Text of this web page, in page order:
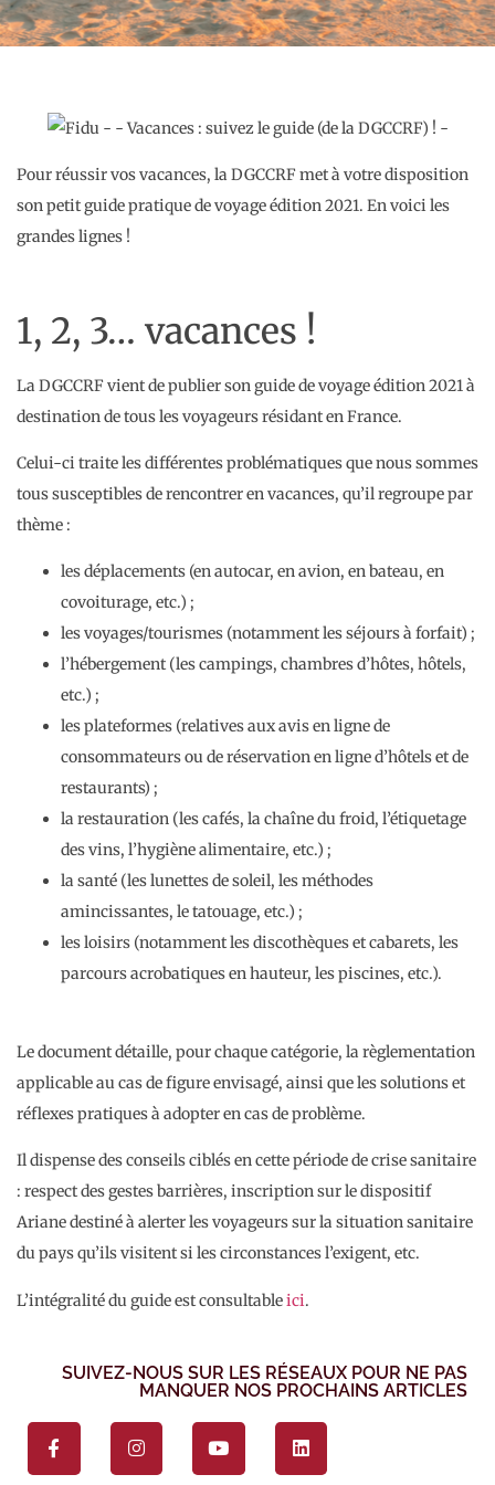
Pour réussir vos vacances, la DGCCRF met à votre disposition
son petit guide pratique de voyage édition 2021. En voici les
grandes lignes !
1, 2, 3… vacances !
La DGCCRF vient de publier son guide de voyage édition 2021 à
destination de tous les voyageurs résidant en France.
Celui-ci traite les différentes problématiques que nous sommes
tous susceptibles de rencontrer en vacances, qu’il regroupe par
thème :
les déplacements (en autocar, en avion, en bateau, en
covoiturage, etc.) ;
les voyages/tourismes (notamment les séjours à forfait) ;
l’hébergement (les campings, chambres d’hôtes, hôtels,
etc.) ;
les plateformes (relatives aux avis en ligne de
consommateurs ou de réservation en ligne d’hôtels et de
restaurants) ;
la restauration (les cafés, la chaîne du froid, l’étiquetage
des vins, l’hygiène alimentaire, etc.) ;
la santé (les lunettes de soleil, les méthodes
amincissantes, le tatouage, etc.) ;
les loisirs (notamment les discothèques et cabarets, les
parcours acrobatiques en hauteur, les piscines, etc.).
Le document détaille, pour chaque catégorie, la règlementation
applicable au cas de figure envisagé, ainsi que les solutions et
réflexes pratiques à adopter en cas de problème.
Il dispense des conseils ciblés en cette période de crise sanitaire
: respect des gestes barrières, inscription sur le dispositif
Ariane destiné à alerter les voyageurs sur la situation sanitaire
du pays qu’ils visitent si les circonstances l’exigent, etc.
L’intégralité du guide est consultableici.
SUIVEZ-NOUS SUR LES RÉSEAUX POUR NE PAS
MANQUER NOS PROCHAINS ARTICLES